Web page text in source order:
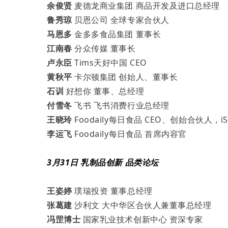
余俊贤 麦德龙商业集团 商品开发及进口总经理
鲁秀琼 贝恩公司 全球专家合伙人
马恩多 金多多食品集团 董事长
江南春 分众传媒 董事长
卢永臣Tims天好中国 CEO
黄秋平 卡尔顿集团 创始人、董事长
石训 好想你 董事、总经理
付雪冬 飞书 飞书消费行业总经理
王晓玲Foodaily每日食品 CEO、创始合伙人，
李运飞 Foodaily每日食品 首席内容官
3月31日 乳制品创新 品类论坛
王姿婷 璞瑞投资 董事总经理
张葛建沙利文 大中华区合伙人兼董事总经理
冯罡博士 国家乳业技术创新中心 资深专家